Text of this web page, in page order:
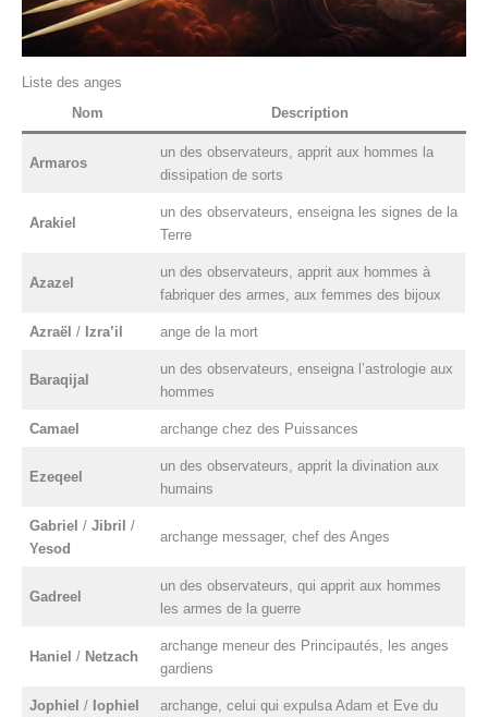
Liste des anges
Nom
Description
Armaros
un des observateurs, apprit aux hommes la
dissipation de sorts
Arakiel
un des observateurs, enseigna les signes de la
Terre
Azazel
un des observateurs, apprit aux hommes à
fabriquer des armes, aux femmes des bijoux
Azraël / Izra’il ange de la mort
Baraqijal
un des observateurs, enseigna l’astrologie aux
hommes
Camael archange chez des Puissances
Ezeqeel
un des observateurs, apprit la divination aux
humains
Gabriel /Jibril /
Yesod
archange messager, chef des Anges
Gadreel
un des observateurs, qui apprit aux hommes
les armes de la guerre
Haniel / Netzach
archange meneur des Principautés, les anges
gardiens
Jophiel / Iophiel
archange, celui qui expulsa Adam et Eve du